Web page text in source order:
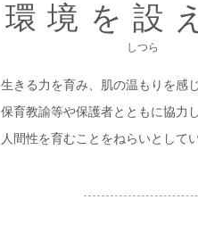
環境を設
​しつら
生きる力を育み、肌の温もりを感
保育教諭等や保護者とともに協力
人間性を育むことをねらいとしてい